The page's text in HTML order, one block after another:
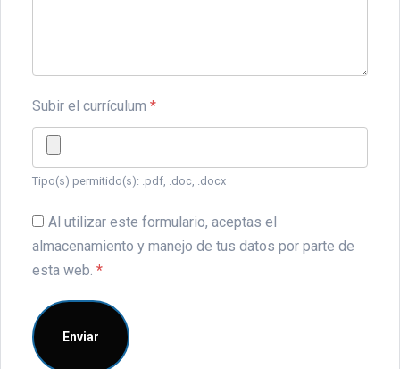
Subir el currículum *
Tipo(s) permitido(s): .pdf, .doc, .docx
Al utilizar este formulario, aceptas el
almacenamiento y manejo de tus datos por parte de
esta web. *